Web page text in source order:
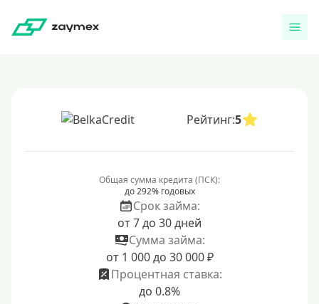
Рейтинг:5
Общая сумма кредита (ПСК):
до 292% годовых
Срок займа:
от 7 до 30 дней
Сумма займа:
от 1 000 до 30 000 ₽
Процентная ставка:
до 0.8%